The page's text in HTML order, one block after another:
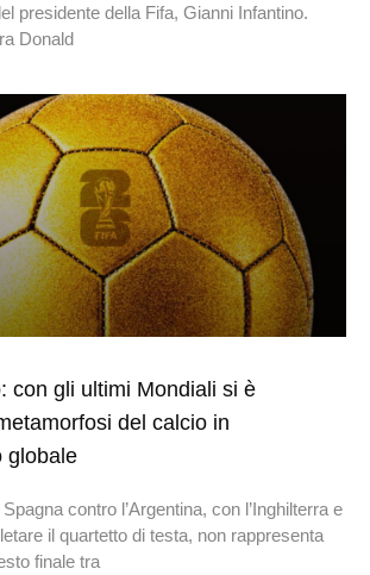
presidente della Fifa, Gianni Infantino.
Donald
con gli ultimi Mondiali si è
del calcio in
globale
contro l’Argentina, con l’Inghilterra e
il quartetto di testa, non rappresenta
finale tra